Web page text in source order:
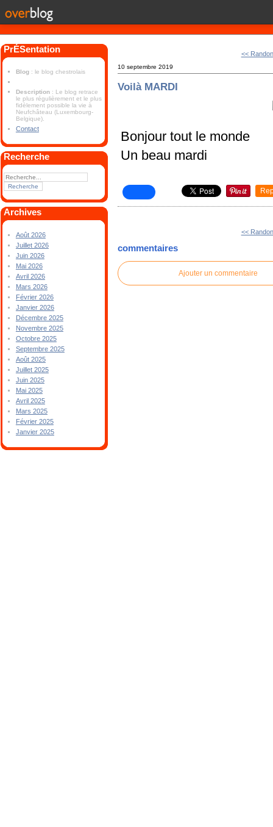
PrÉSentation
Blog : le blog chestrolais
Description : Le blog retrace
le plus régulièrement et le plus
fidèlement possible la vie à
Neufchâteau (Luxembourg-
Belgique).
Contact
Recherche
Archives
Août 2026
Juillet 2026
Juin 2026
Mai 2026
Avril 2026
Mars 2026
Février 2026
Janvier 2026
Décembre 2025
Novembre 2025
Octobre 2025
Septembre 2025
Août 2025
Juillet 2025
Juin 2025
Mai 2025
Avril 2025
Mars 2025
Février 2025
Janvier 2025
<<
10 septembre 2019
Voilà MARDI
Bonjour tout le monde
Un beau mardi
<<
commentaires
Ajouter un commentaire